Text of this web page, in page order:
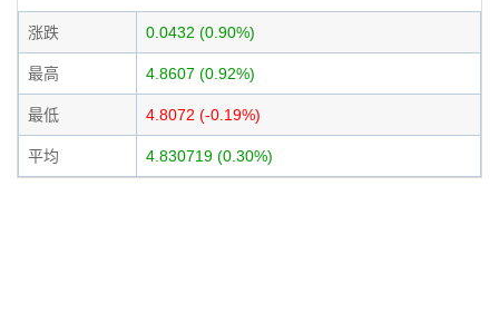
涨跌 0.0432 (0.90%)
最高 4.8607 (0.92%)
最低 4.8072 (-0.19%)
平均 4.830719 (0.30%)